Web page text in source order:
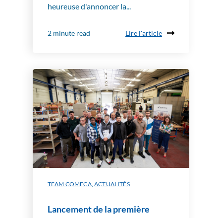
heureuse d'annoncer la...
2 minute read Lire l'article
TEAM COMECA,ACTUALITÉS
Lancement de la première